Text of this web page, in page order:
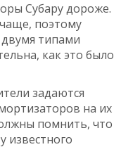
Субару дороже.
поэтому
типами
как это было
задаются
на их
помнить, что
известного